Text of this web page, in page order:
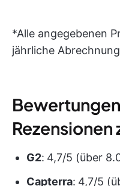
*Alle angegebenen
jährliche
Rezensionen
G2: 4,7/5 (über
Capterra: 4,7/5